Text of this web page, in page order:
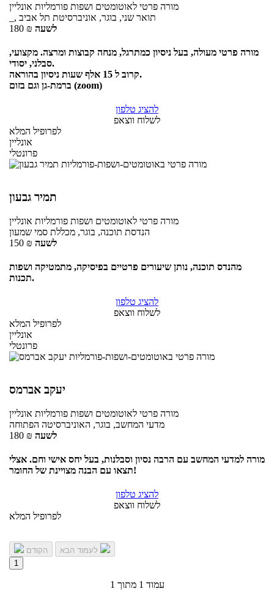
מורה פרטי לאוטומטים ושפות פורמליות אונליין
_, תואר שני, בוגר, אוניברסיטת תל אביב
180 ₪ לשעה
מורה פרטי מעולה, בעל ניסיון כמתרגל, מנחה קבוצות ומרצה. מקצועי,
סבלני, יסודי.
קרוב ל 15 אלף שעות ניסיון בהוראה.
ברמת-גן וגם בזום (zoom)
להציג טלפון
לשלוח ווצאפ
לפרופיל המלא
אונליין
פרונטלי
תמיר גבעון
מורה פרטי לאוטומטים ושפות פורמליות אונליין
הנדסת תוכנה, בוגר, מכללת סמי שמעון
150 ₪ לשעה
מהנדס תוכנה, נותן שיעורים פרטיים בפיסיקה, מתמטיקה ושפות
תכנות.
להציג טלפון
לשלוח ווצאפ
לפרופיל המלא
אונליין
פרונטלי
יעקב אברמס
מורה פרטי לאוטומטים ושפות פורמליות אונליין
מדעי המחשב, בוגר, האוניברסיטה הפתוחה
180 ₪ לשעה
מורה למדעי המחשב עם הרבה נסיון וסבלנות, בעל יחס אישי וחם. אצלי
תצאו עם הבנה מצויינת של החומר!
להציג טלפון
לשלוח ווצאפ
לפרופיל המלא
הקודם
1
עמוד 1 מתוך 1